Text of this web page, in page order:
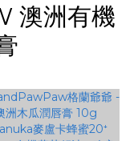
澳洲有機